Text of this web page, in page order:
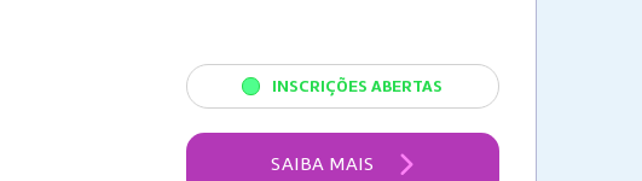
INSCRIÇÕES ABERTAS
SAIBA MAIS